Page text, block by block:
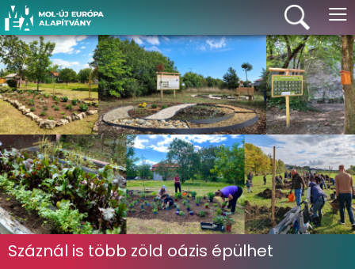
≡
Száznál is több zöld oázis épülhet